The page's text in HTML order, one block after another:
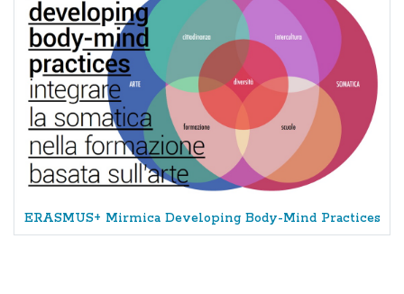
ERASMUS+ Mirmica Developing Body-Mind Practices